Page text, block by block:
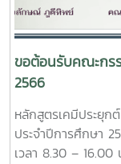
ขอต้อนรับคณะกร
2566
หลักสูตรเคมีประยุ
ประจำปีการศึกษา
เวลา 8.30 –